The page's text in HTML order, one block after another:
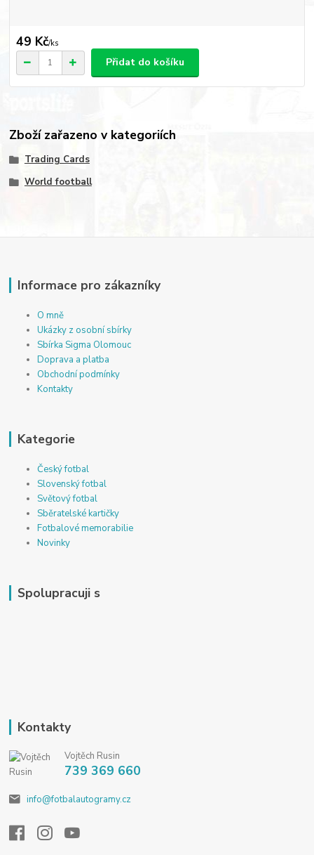
49 Kč/ks
Přidat do košíku
Zboží zařazeno v kategoriích
Trading Cards
World football
Informace pro zákazníky
O mně
Ukázky z osobní sbírky
Sbírka Sigma Olomouc
Doprava a platba
Obchodní podmínky
Kontakty
Kategorie
Český fotbal
Slovenský fotbal
Světový fotbal
Sběratelské kartičky
Fotbalové memorabilie
Novinky
Spolupracuji s
Kontakty
Vojtěch Rusin
739 369 660
info@fotbalautogramy.cz